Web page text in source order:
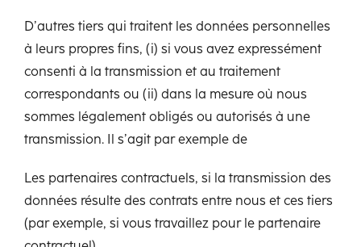
D’autres tiers qui traitent les données personnelles
à leurs propres fins, (i) si vous avez expressément
consenti à la transmission et au traitement
correspondants ou (ii) dans la mesure où nous
sommes légalement obligés ou autorisés à une
transmission. Il s’agit par exemple de
Les partenaires contractuels, si la transmission des
données résulte des contrats entre nous et ces tiers
(par exemple, si vous travaillez pour le partenaire